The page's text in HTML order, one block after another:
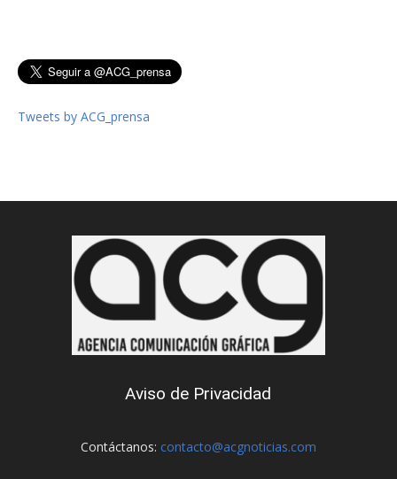
Tweets by ACG_prensa
Aviso de Privacidad
Contáctanos: contacto@acgnoticias.com